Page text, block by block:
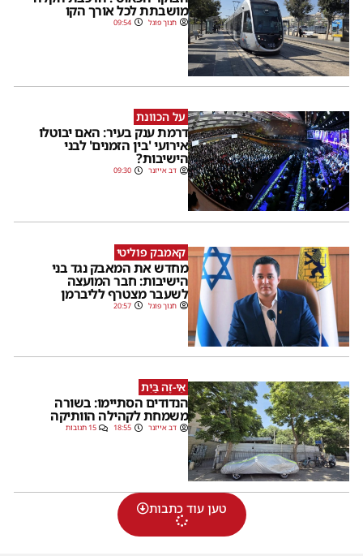
מושבתת לכל אורך הקו
חנוך פוגל 09:54
על הכוונת
דרמת ענק בעיר: האם יבוטלו
אירועי 'בין הזמנים' לבני
הישיבות?
דב אייזנר 09:30
קאמבק פוליטי
מחדש את המאבק נגד בני
הישיבות: חבר המועצה
לשעבר מצטרף לליברמן
חנוך פוגל 20:57
אֵי-זֶה בַּיִת
הנדודים הסתיימו: בשורה
משמחת לקהילה הוותיקה
דב אייזנר 18:55 15 תגובות
טען עוד כתבות